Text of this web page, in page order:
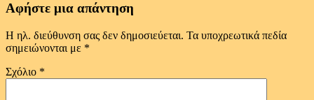
Αφήστε μια απάντηση
Η ηλ. διεύθυνση σας δεν δημοσιεύεται. Τα υποχρεωτικά πεδία
σημειώνονται με *
Σχόλιο *